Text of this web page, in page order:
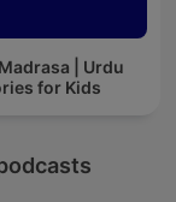
| Urdu
for Kids